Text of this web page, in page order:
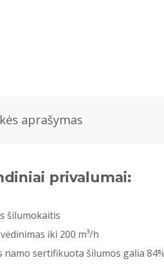
aprašymas
privalumai:
šilumokaitis
iki 200 m³/h
namo sertifikuota šilumos galia